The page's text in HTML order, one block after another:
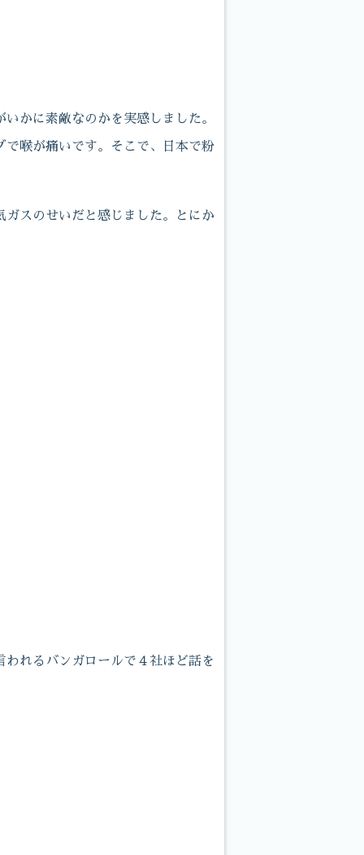
かに素敵なのかを実感しました。
喉が痛いです。そこで、日本で粉
スのせいだと感じました。とにか
れるバンガロールで４社ほど話を